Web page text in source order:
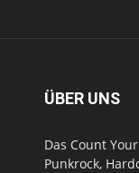
ÜBER UNS
Das Count
Punkrock,